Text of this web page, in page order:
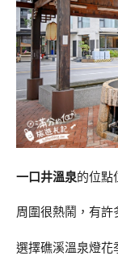
一口井溫泉的位點
周圍很熱鬧，有許
選擇礁溪溫泉燈花